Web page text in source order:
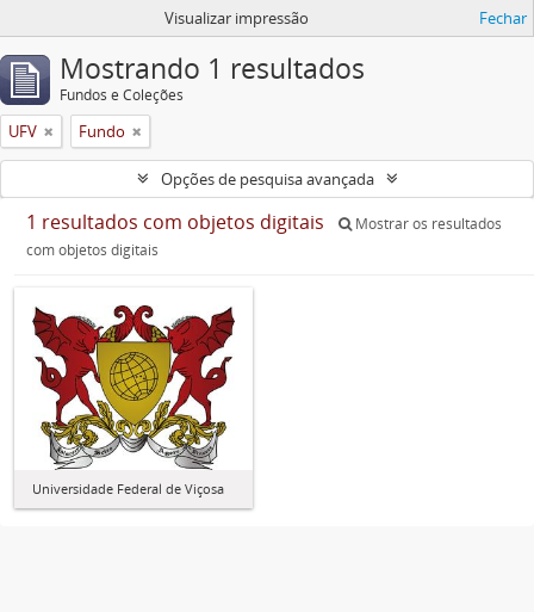
Visualizar impressão Fechar
Mostrando 1 resultados
Fundos e Coleções
UFV Fundo
Opções de pesquisa avançada
1 resultados com objetos digitais
Mostrar os resultados
com objetos digitais
Universidade Federal de Viçosa